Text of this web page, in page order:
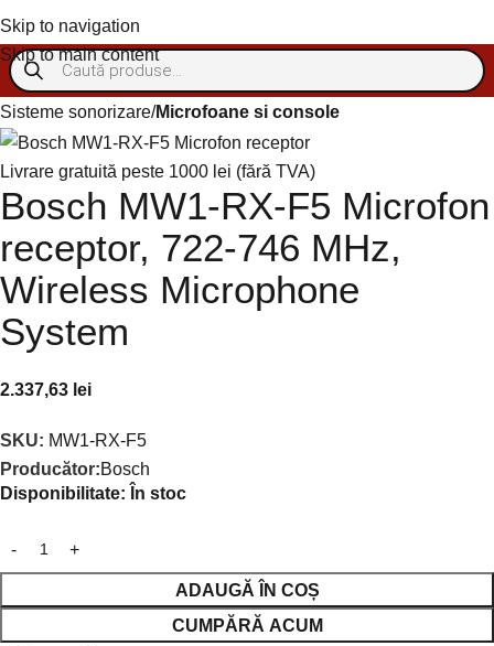
Skip to navigation
Skip to main content
Sisteme sonorizare Microfoane si console
Livrare gratuită peste 1000 lei (fără TVA)
Bosch MW1-RX-F5 Microfon
receptor, 722-746 MHz,
Wireless Microphone
System
2.337,63 lei
SKU: MW1-RX-F5
Producător:Bosch
Disponibilitate: În stoc
ADAUGĂ ÎN COȘ
CUMPĂRĂ ACUM